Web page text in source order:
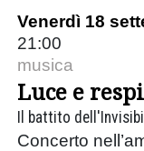
Venerdì 18
21:00
musica
Luce e
Il battito
Concerto